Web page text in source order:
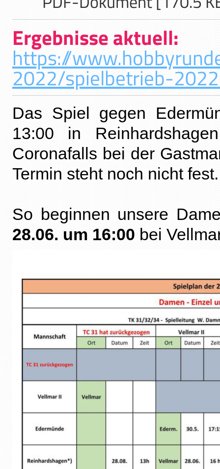
Ergebnisse aktuell:
https://
2022/spielbetrieb-
Das Spiel gegen
13:00 in
Coronafalls bei der
Termin steht noch nicht fest.
So beginnen unsere
28.06. um 16:00 bei